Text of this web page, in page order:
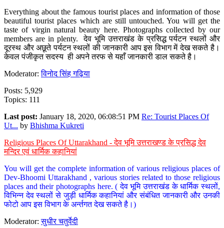
Everything about the famous tourist places and information of those
beautiful tourist places which are still untouched. You will get the
taste of virgin natural beauty here. Photographs collected by our
members are in plenty. देव भूमि उत्तराखंड के प्रसिद्ध पर्यटन स्थलों और
दूरस्थ और अछूते पर्यटन स्थलों की जानकारी आप इस विभाग में देख सकते है।
केवल पंजीकृत सदस्य ही अपने तरफ से यहाँ जानकारी डाल सकते है।
Moderator:विनोद सिंह गढ़िया
Posts: 5,929
Topics: 111
Last post: January 18, 2020, 06:08:51 PM Re: Tourist Places Of
Ut... by Bhishma Kukreti
Religious Places Of Uttarakhand - देव भूमि उत्तराखण्ड के प्रसिद्ध देव
मन्दिर एवं धार्मिक कहानियां
You will get the complete information of various religious places of
Dev-Bhoomi Uttarakhand , various stories related to those religious
places and their photographs here. ( देव भूमि उत्तराखंड के धार्मिक स्थलों,
विभिन्न देव स्थलों से जुड़ी धार्मिक कहानियां और संबंधित जानकारी और उनकी
फोटो आप इस विभाग के अर्न्तगत देख सकते है।)
Moderator:सुधीर चतुर्वेदी